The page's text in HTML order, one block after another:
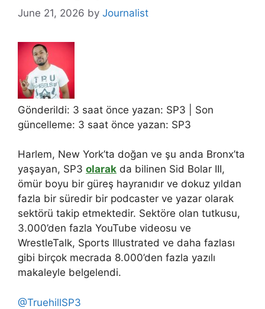
June 21, 2026 by Journalist
Gönderildi: 3 saat önce yazan: SP3 | Son
güncelleme: 3 saat önce yazan: SP3
Harlem, New York’ta doğan ve şu anda Bronx’ta
yaşayan, SP3 olarak da bilinen Sid Bolar III,
ömür boyu bir güreş hayranıdır ve dokuz yıldan
fazla bir süredir bir podcaster ve yazar olarak
sektörü takip etmektedir. Sektöre olan tutkusu,
3.000’den fazla YouTube videosu ve
WrestleTalk, Sports Illustrated ve daha fazlası
gibi birçok mecrada 8.000’den fazla yazılı
makaleyle belgelendi.
@TruehillSP3